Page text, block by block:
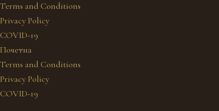
Terms and Conditions
Privacy Policy
COVID-19
Почетна
Terms and Conditions
Privacy Policy
COVID-19